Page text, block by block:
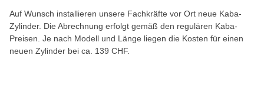
Auf Wunsch installieren unsere Fachkräfte vor Ort neue Kaba-
Zylinder. Die Abrechnung erfolgt gemäß den regulären Kaba-
Preisen. Je nach Modell und Länge liegen die Kosten für einen
neuen Zylinder bei ca. 139 CHF.